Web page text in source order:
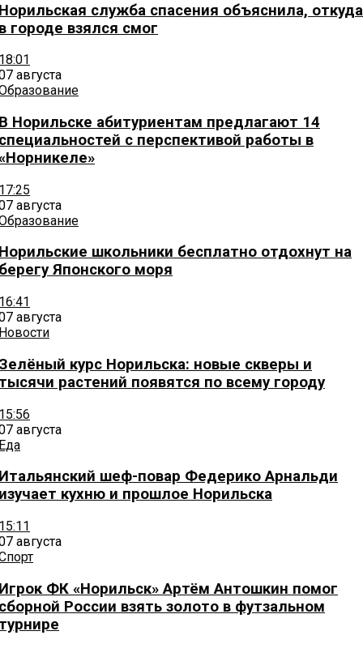
служба спасения объяснила, откуда
городе взялся смог
августа
Норильске абитуриентам предлагают 14
с перспективой работы в
августа
школьники бесплатно отдохнут на
Японского моря
августа
курс Норильска: новые скверы и
растений появятся по всему городу
августа
шеф-повар Федерико Арнальди
кухню и прошлое Норильска
августа
ФК «Норильск» Артём Антошкин помог
России взять золото в футзальном